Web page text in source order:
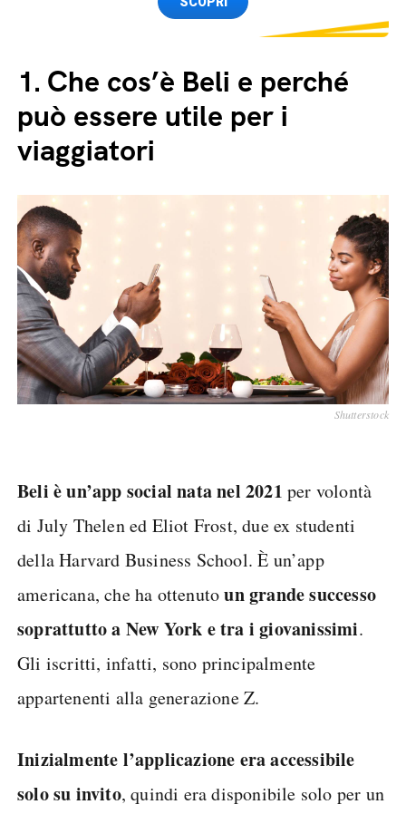
1. Che cos’è Beli e perché
può essere utile per i
viaggiatori
Shutterstock
Beli è un’app social nata nel 2021 per volontà
di July Thelen ed Eliot Frost, due ex studenti
della Harvard Business School. È un’app
americana, che ha ottenutoun grande successo
soprattutto a New York e tra i giovanissimi.
Gli iscritti, infatti, sono principalmente
appartenenti alla generazione Z.
Inizialmente l’applicazione era accessibile
solo su invito, quindi era disponibile solo per un